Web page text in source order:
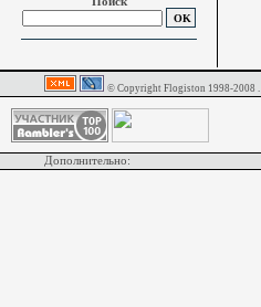
© Copyright Flogiston 1998-2008 .
Дополнительно: